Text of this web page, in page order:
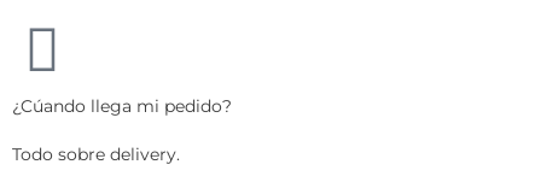
¿Cúando llega mi pedido?
Todo sobre delivery.